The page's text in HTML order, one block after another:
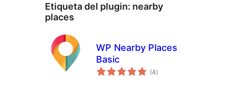
Etiqueta del plugin: nearby
places
WP Nearby Places
Basic
(4total
de
)